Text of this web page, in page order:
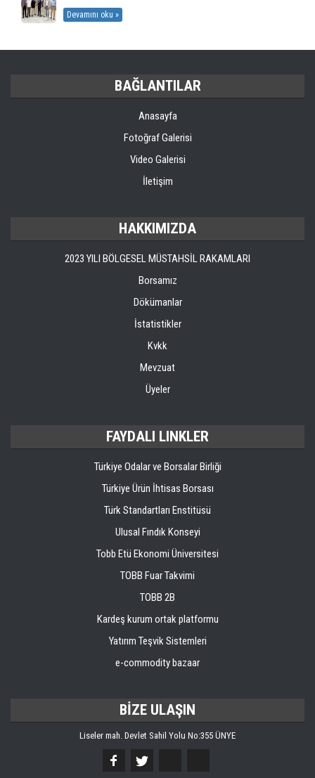
Devamını oku »
BAĞLANTILAR
Anasayfa
Fotoğraf Galerisi
Video Galerisi
İletişim
HAKKIMIZDA
2023 YILI BÖLGESEL MÜSTAHSİL RAKAMLARI
Borsamız
Dökümanlar
İstatistikler
Kvkk
Mevzuat
Üyeler
FAYDALI LINKLER
Türkiye Odalar ve Borsalar Birliği
Türkiye Ürün İhtisas Borsası
Türk Standartları Enstitüsü
Ulusal Fındık Konseyi
Tobb Etü Ekonomi Üniversitesi
TOBB Fuar Takvimi
TOBB 2B
Kardeş kurum ortak platformu
Yatırım Teşvik Sistemleri
e-commodity bazaar
BİZE ULAŞIN
Liseler mah. Devlet Sahil Yolu No:355 ÜNYE